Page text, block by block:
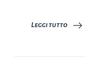
Leggi tutto